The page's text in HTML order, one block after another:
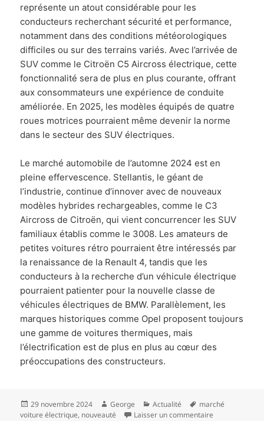
représente un atout considérable pour les
conducteurs recherchant sécurité et performance,
notamment dans des conditions météorologiques
difficiles ou sur des terrains variés. Avec l’arrivée de
SUV comme le Citroën C5 Aircross électrique, cette
fonctionnalité sera de plus en plus courante, offrant
aux consommateurs une expérience de conduite
améliorée. En 2025, les modèles équipés de quatre
roues motrices pourraient même devenir la norme
dans le secteur des SUV électriques.
Le marché automobile de l’automne 2024 est en
pleine effervescence. Stellantis, le géant de
l’industrie, continue d’innover avec de nouveaux
modèles hybrides rechargeables, comme le C3
Aircross de Citroën, qui vient concurrencer les SUV
familiaux établis comme le 3008. Les amateurs de
petites voitures rétro pourraient être intéressés par
la renaissance de la Renault 4, tandis que les
conducteurs à la recherche d’un véhicule électrique
pourraient patienter pour la nouvelle classe de
véhicules électriques de BMW. Parallèlement, les
marques historiques comme Opel proposent toujours
une gamme de voitures thermiques, mais
l’électrification est de plus en plus au cœur des
préoccupations des constructeurs.
Publié
le
29 novembre 2024 Auteur
George Catégories
Actualité
Mots-
clés
marché
voiture électrique, nouveauté Laisser un commentaire